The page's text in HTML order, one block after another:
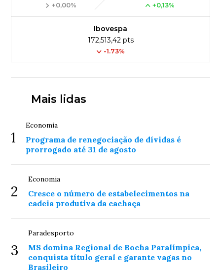
+0,00% +0,13%
Ibovespa
172,513,42 pts
-1.73%
Mais lidas
1
Economia
Programa de renegociação de dívidas é
prorrogado até 31 de agosto
2
Economia
Cresce o número de estabelecimentos na
cadeia produtiva da cachaça
3
Paradesporto
MS domina Regional de Bocha Paralímpica,
conquista título geral e garante vagas no
Brasileiro